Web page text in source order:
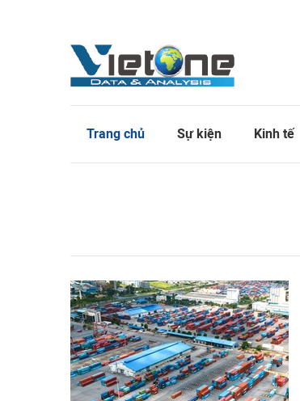
Trang chủ Sự kiện Kinh tế